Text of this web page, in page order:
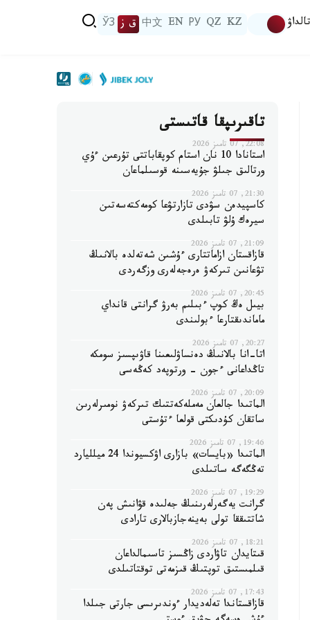
تالداۋ KZ
QZ
РУ
EN
中文 ق ز ЎЗ
تاقىرىپقا قاتىستى
22:08, 07 تامىز 2026
استانادا 10 نان استام كوپقاباتتى تۇرعىن ءۇي
ورتالىق جىلۋ جۇيەسىنە قوسىلماعان
21:30, 07 تامىز 2026
كاسپيدەن سۋدى تازارتۋعا كومەكتەسەتىن
سيرەك ۇلۋ تابىلدى
21:09, 07 تامىز 2026
قازاقستان ازاماتتارى ءۇشىن شەتەلدە بالانىڭ
تۋعانىن تىركەۋ ەرەجەلەرى وزگەردى
20:45, 07 تامىز 2026
بيىل ەڭ كوپ ءبىلىم بەرۋ گرانتى قانداي
ماماندىقتارعا ءبولىندى
20:27, 07 تامىز 2026
اتا-انا بالانىڭ دەنساۋلىعىنا قاۋىپسىز سومكە
تاڭداعانى ءجون - ورتوپەد كەڭەسى
20:09, 07 تامىز 2026
الماتىدا جالعان مەملەكەتتىك تىركەۋ نومىرلەرىن
ساتقان كۇدىكتى قولعا ءتۇستى
19:46, 07 تامىز 2026
الماتىدا «بايسات» بازارى اۋكسيوندا 24 ميلليارد
تەڭگەگە ساتىلدى
19:29, 07 تامىز 2026
گرانت يەگەرلەرىنىڭ جەلىدە قۋانىش پەن
شاتتىققا تولى بەينەجازبالارى تارادى
18:21, 07 تامىز 2026
قىتايدان تاۋاردى زاڭسىز تاسىمالداعان
قىلمىستىق توپتىڭ قىزمەتى توقتاتىلدى
17:43, 07 تامىز 2026
قازاقستاندا تەلەديدار ءوندىرىسى جارتى جىلدا